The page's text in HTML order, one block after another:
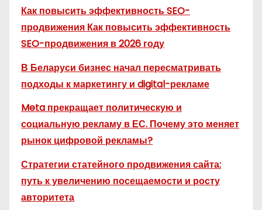
Как повысить эффективность SEO-
продвижения Как повысить эффективность
SEO-продвижения в 2026 году
В Беларуси бизнес начал пересматривать
подходы к маркетингу и digital-рекламе
Meta прекращает политическую и
социальную рекламу в ЕС. Почему это меняет
рынок цифровой рекламы?
Стратегии статейного продвижения сайта:
путь к увеличению посещаемости и росту
авторитета